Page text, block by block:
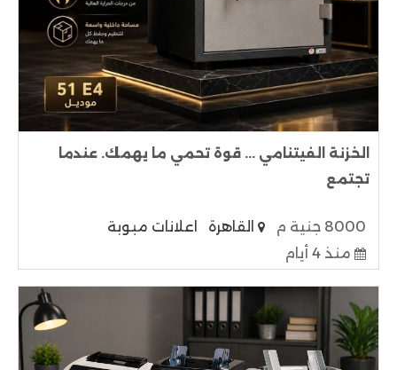
الخزنة الفيتنامي ... قوة تحمي ما يهمك. عندما
تجتمع
8000 جنية م القاهرة
اعلانات مبوبة
منذ 4 أيام